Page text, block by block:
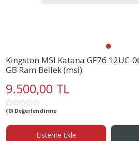
Kingston MSI Katana GF76 12UC-
GB Ram Bellek (msi)
9.500,00 TL
(0) Değerlendirme
Listeme Ekle